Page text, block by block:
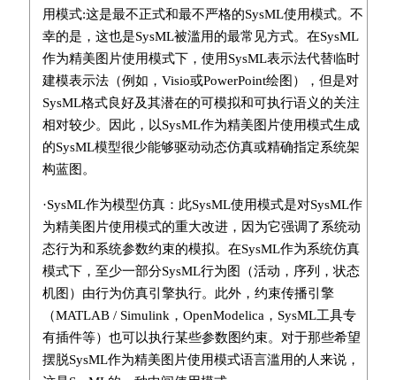
用模式:这是最不正式和最不严格的SysML使用模式。不
幸的是，这也是SysML被滥用的最常见方式。在SysML
作为精美图片使用模式下，使用SysML表示法代替临时
建模表示法（例如，Visio或PowerPoint绘图），但是对
SysML格式良好及其潜在的可模拟和可执行语义的关注
相对较少。因此，以SysML作为精美图片使用模式生成
的SysML模型很少能够驱动动态仿真或精确指定系统架
构蓝图。
·SysML作为模型仿真：此SysML使用模式是对SysML作
为精美图片使用模式的重大改进，因为它强调了系统动
态行为和系统参数约束的模拟。在SysML作为系统仿真
模式下，至少一部分SysML行为图（活动，序列，状态
机图）由行为仿真引擎执行。此外，约束传播引擎
（MATLAB / Simulink，OpenModelica，SysML工具专
有插件等）也可以执行某些参数图约束。对于那些希望
摆脱SysML作为精美图片使用模式语言滥用的人来说，